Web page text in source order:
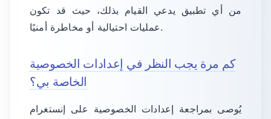
من أي تطبيق يدعي القيام بذلك، حيث قد تكون
عمليات احتيالية أو مخاطرة أمنيًا.
كم مرة يجب النظر في إعدادات الخصوصية
الخاصة بي؟
يُوصى بمراجعة إعدادات الخصوصية على إنستغرام